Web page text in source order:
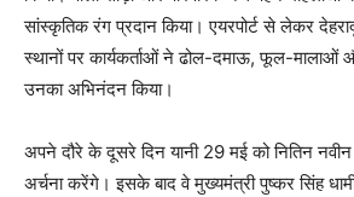
सांस्कृतिक रंग प्रदान किया। एयरपोर्ट से लेकर
स्थानों पर कार्यकर्ताओं ने ढोल-दमाऊ, फूल-मालाओं
उनका अभिनंदन किया।
अपने दौरे के दूसरे दिन यानी 29 मई को नितिन
अर्चना करेंगे। इसके बाद वे मुख्यमंत्री पुष्कर सिंह